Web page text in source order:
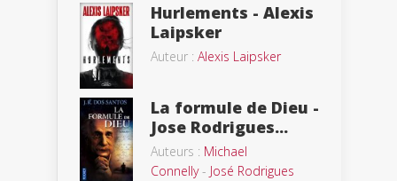
Hurlements - Alexis
Laipsker
Auteur : Alexis Laipsker
La formule de Dieu -
Jose Rodrigues...
Auteurs : Michael
Connelly- José Rodrigues